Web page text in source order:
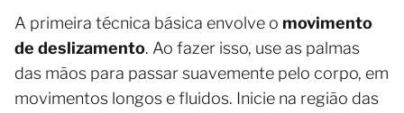
A primeira técnica básica envolve o movimento
de deslizamento. Ao fazer isso, use as palmas
das mãos para passar suavemente pelo corpo, em
movimentos longos e fluidos. Inicie na região das